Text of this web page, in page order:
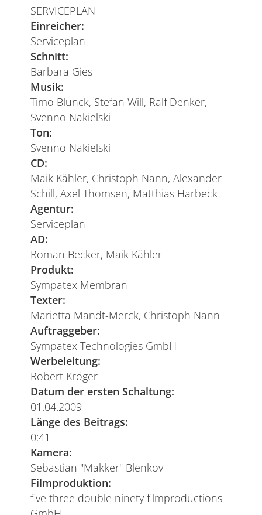
SERVICEPLAN
Einreicher:
Serviceplan
Schnitt:
Barbara Gies
Musik:
Timo Blunck, Stefan Will, Ralf Denker,
Svenno Nakielski
Ton:
Svenno Nakielski
CD:
Maik Kähler, Christoph Nann, Alexander
Schill, Axel Thomsen, Matthias Harbeck
Agentur:
Serviceplan
AD:
Roman Becker, Maik Kähler
Produkt:
Sympatex Membran
Texter:
Marietta Mandt-Merck, Christoph Nann
Auftraggeber:
Sympatex Technologies GmbH
Werbeleitung:
Robert Kröger
Datum der ersten Schaltung:
01.04.2009
Länge des Beitrags:
0:41
Kamera:
Sebastian "Makker" Blenkov
Filmproduktion:
five three double ninety filmproductions